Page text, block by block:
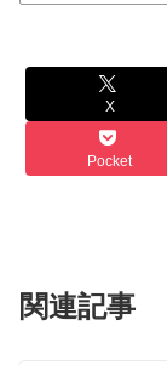
X
Pocket
関連記事